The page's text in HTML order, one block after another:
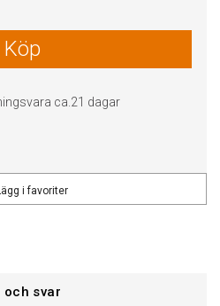
Köp
ca. 21 dagar
i favoriter
och svar